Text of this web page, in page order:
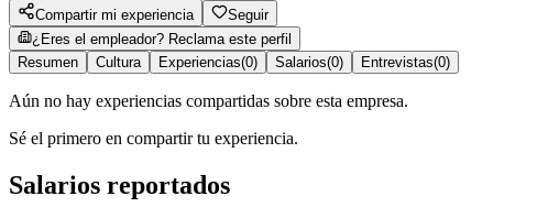
Compartir mi experiencia
Seguir
¿Eres el empleador? Reclama este perfil
Resumen
Cultura Experiencias(0) Salarios(0) Entrevistas(0)
Aún no hay experiencias compartidas sobre esta empresa.
Sé el primero en compartir tu experiencia.
Salarios reportados